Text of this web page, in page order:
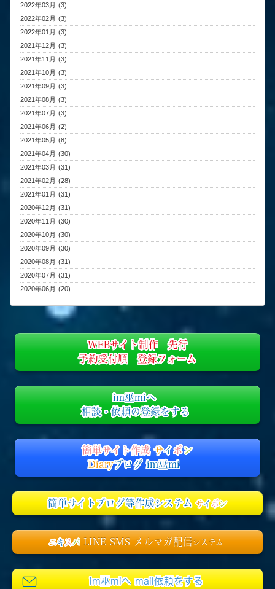
2022年03月 (3)
2022年02月 (3)
2022年01月 (3)
2021年12月 (3)
2021年11月 (3)
2021年10月 (3)
2021年09月 (3)
2021年08月 (3)
2021年07月 (3)
2021年06月 (2)
2021年05月 (8)
2021年04月 (30)
2021年03月 (31)
2021年02月 (28)
2021年01月 (31)
2020年12月 (31)
2020年11月 (30)
2020年10月 (30)
2020年09月 (30)
2020年08月 (31)
2020年07月 (31)
2020年06月 (20)
WEBサイト制作 先行
予約受付順 登録フォーム
im巫miへ
相談・依頼の登録をする
簡単サイト作成サイポン
Diaryブログ im巫mi
簡単サイトブログ等作成システム サイポン
エキスパ LINE SMS メルマガ配信システム
im巫miへ mail依頼をする